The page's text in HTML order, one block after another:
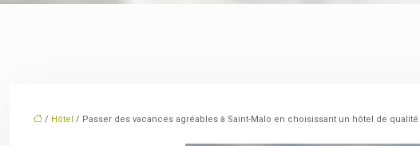
/ Hôtel / Passer des vacances agréables à Saint-Malo en choisissant un hôtel de qualité